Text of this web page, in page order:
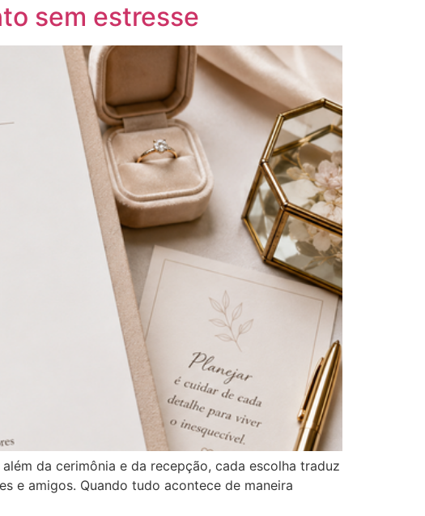
sem estresse
da cerimônia e da recepção, cada escolha traduz
e amigos. Quando tudo acontece de maneira